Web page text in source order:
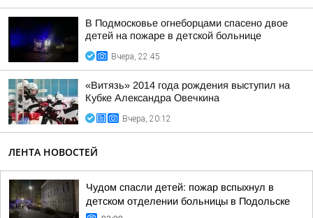
В Подмосковье огнеборцами спасено двое
детей на пожаре в детской больнице
Вчера, 22:45
«Витязь» 2014 года рождения выступил на
Кубке Александра Овечкина
Вчера, 20:12
ЛЕНТА НОВОСТЕЙ
Чудом спасли детей: пожар вспыхнул в
детском отделении больницы в Подольске